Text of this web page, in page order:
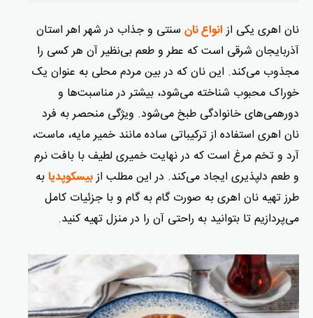
نان اهری یکی ازانواع نان‌ سنتی و جذاب در شهر اهر استان
آذربایجان شرقی است که عطر و طعم بی‌نظیر آن هر کسی را
مجذوب می‌کند. این نان که در بین مردم محلی به عنوان یک
خوراک محبوب شناخته می‌شود، بیشتر در مناسبت‌ها و
دورهمی‌های خانوادگی طبخ می‌شود. ویژگی منحصر به فرد
نان اهری استفاده از ترکیباتی ساده مانند خمیر مایه، ماست،
آرد و تخم مرغ است که در نهایت خمیری لطیف با بافت نرم
و طعم دلپذیری ایجاد می‌کند. در این مطلب ازبیسکوپدیا به
طرز تهیه نان اهری به صورت گام به گام و با جزئیات کامل
می‌پردازیم تا بتوانید به راحتی آن را در منزل تهیه کنید.